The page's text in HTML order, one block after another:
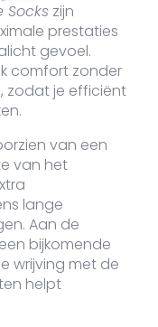
Socks zijn
prestaties
gevoel.
comfort zonder
zodat je efficiënt
van een
van het
lange
Aan de
bijkomende
wrijving met de
helpt